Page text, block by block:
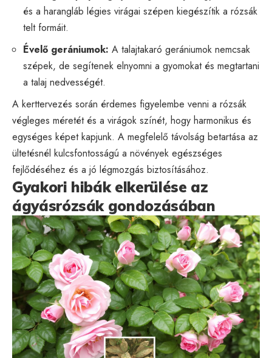
és a harangláb légies virágai szépen kiegészítik a rózsák
telt formáit.
Évelő gerániumok: A talajtakaró gerániumok nemcsak
szépek, de segítenek elnyomni a gyomokat és megtartani
a talaj nedvességét.
A kerttervezés során érdemes figyelembe venni a rózsák
végleges méretét és a virágok színét, hogy harmonikus és
egységes képet kapjunk. A megfelelő távolság betartása az
ültetésnél kulcsfontosságú a növények egészséges
fejlődéséhez és a jó légmozgás biztosításához.
Gyakori hibák elkerülése az
ágyásrózsák gondozásában